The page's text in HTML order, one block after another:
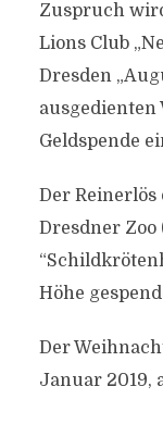
Zuspruch
Lions Club
Dresden
ausgedienten
Geldspende
Der
Dresdner Zoo
Höhe
Der
Januar 2019,